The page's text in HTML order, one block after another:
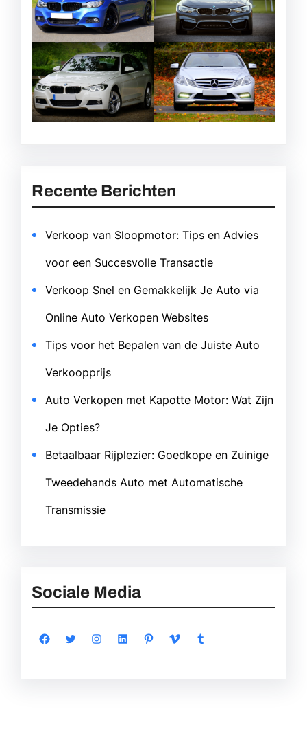
Recente Berichten
Verkoop van Sloopmotor: Tips en Advies
voor een Succesvolle Transactie
Verkoop Snel en Gemakkelijk Je Auto via
Online Auto Verkopen Websites
Tips voor het Bepalen van de Juiste Auto
Verkoopprijs
Auto Verkopen met Kapotte Motor: Wat Zijn
Je Opties?
Betaalbaar Rijplezier: Goedkope en Zuinige
Tweedehands Auto met Automatische
Transmissie
Sociale Media
Facebook Twitter Instagram LinkedIn Pinterest Vimeo Tumblr